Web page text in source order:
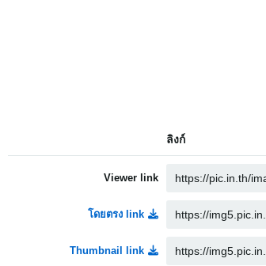
ลิงก์
Viewer link
โดยตรง link
Thumbnail link